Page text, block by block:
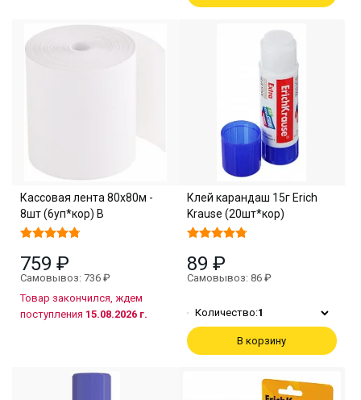
Кассовая лента 80х80м -
8шт (6уп*кор) В
759 ₽
Самовывоз: 736 ₽
Товар закончился, ждем
поступления 15.08.2026 г.
Клей карандаш 15г Erich
Krause (20шт*кор)
89 ₽
Самовывоз: 86 ₽
Количество:1
В корзину